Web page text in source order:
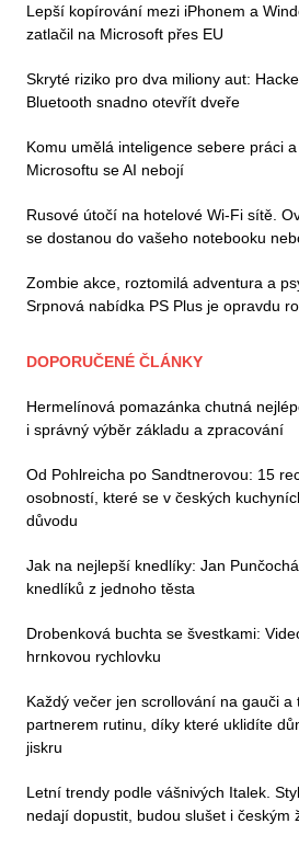
Lepší kopírování mezi iPhonem a
zatlačil na Microsoft přes EU
Skryté riziko pro dva miliony aut:
Bluetooth snadno otevřít dveře
Komu umělá inteligence sebere práci
Microsoftu se AI nebojí
Rusové útočí na hotelové Wi-Fi sítě.
se dostanou do vašeho notebooku
Zombie akce, roztomilá adventura a
Srpnová nabídka PS Plus je opravdu
DOPORUČENÉ ČLÁNKY
Hermelínová pomazánka chutná
i správný výběr základu a zpracování
Od Pohlreicha po Sandtnerovou: 15
osobností, které se v českých
důvodu
Jak na nejlepší knedlíky: Jan
knedlíků z jednoho těsta
Drobenková buchta se švestkami:
hrnkovou rychlovku
Každý večer jen scrollování na gauči a
partnerem rutinu, díky které uklidíte
jiskru
Letní trendy podle vášnivých Italek.
nedají dopustit, budou slušet i českým